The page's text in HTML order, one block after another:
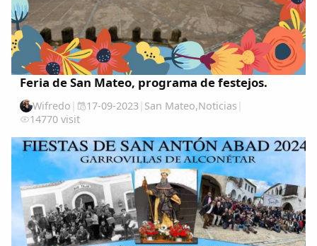
Feria de San Mateo, programa de festejos.
Wifredo | 17-09-2023| San Mateo,Noticias |
14770 visit